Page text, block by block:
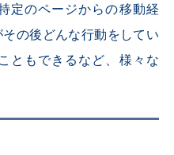
定のページからの移動経
の後どんな行動をしてい
ともできるなど、様々な